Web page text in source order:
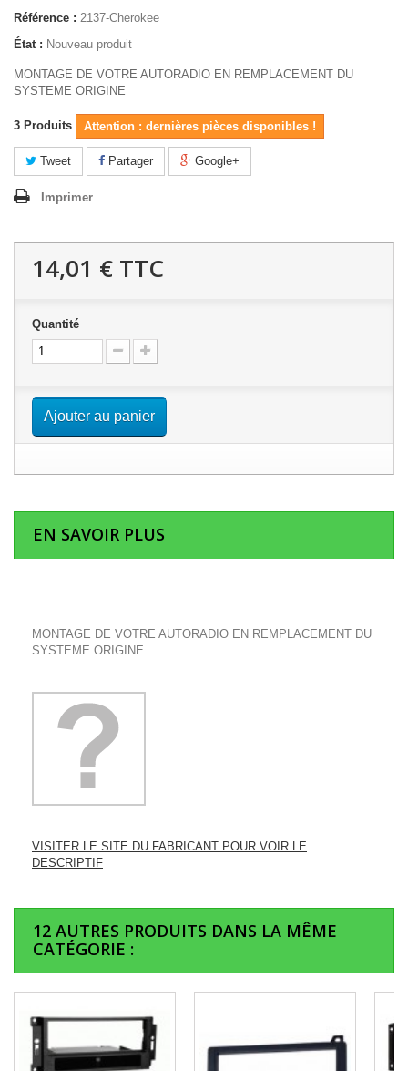
Référence : 2137-Cherokee
État : Nouveau produit
MONTAGE DE VOTRE AUTORADIO EN REMPLACEMENT DU
SYSTEME ORIGINE
3 Produits Attention : dernières pièces disponibles !
Tweet Partager Google+
Imprimer
14,01 € TTC
Quantité
Ajouter au panier
EN SAVOIR PLUS
MONTAGE DE VOTRE AUTORADIO EN REMPLACEMENT DU
SYSTEME ORIGINE
VISITER LE SITE DU FABRICANT POUR VOIR LE
DESCRIPTIF
12 AUTRES PRODUITS DANS LA MÊME
CATÉGORIE :